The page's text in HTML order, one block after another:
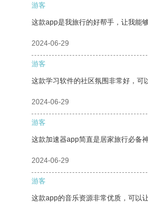
游客
这款app是我旅行的好帮手，让我能
2024-06-29
游客
这款学习软件的社区氛围非常好，可
2024-06-29
游客
这款加速器app简直是居家旅行必备
2024-06-29
游客
这款app的音乐资源非常优质，可以